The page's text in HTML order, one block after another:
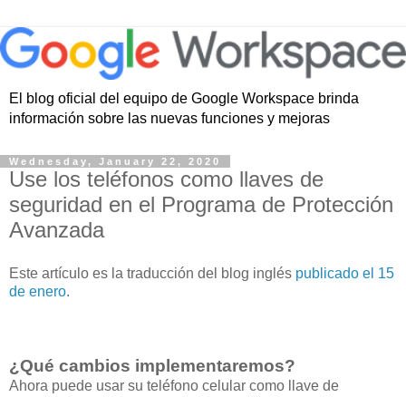
El blog oficial del equipo de Google Workspace brinda
información sobre las nuevas funciones y mejoras
Wednesday, January 22, 2020
Use los teléfonos como llaves de
seguridad en el Programa de Protección
Avanzada
Este artículo es la traducción del blog inglés publicado el 15
de enero.
¿Qué cambios implementaremos?
Ahora puede usar su teléfono celular como llave de